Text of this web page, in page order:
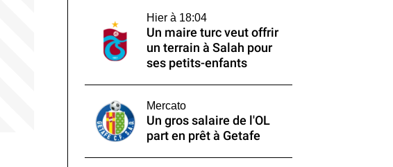
Hier à 18:04
Un maire turc veut offrir
un terrain à Salah pour
ses petits-enfants
Mercato
Un gros salaire de l'OL
part en prêt à Getafe